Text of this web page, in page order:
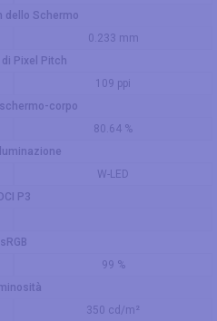
dello Schermo
0.233 mm
Pixel Pitch
109 ppi
corpo
80.64 %
W-LED
DCI P3
sRGB
99 %
350 cd/m²